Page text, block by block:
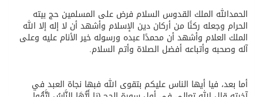
الحمدالله الملك القدوس السلام فرض على المسلمين حج بيته
الحرام وجعله ركنًا من أركان دين الإسلام وأشهد أن لا إله إلا الله
الملك العلام وأشهد أن محمدًا عبده ورسوله خير الأنام عليه وعلى
آله وصحبه وأتباعه أفضل الصلاة وأتم السلام.
أما بعد، فيا أيها الناس عليكم بتقوى الله فبها نجاة العبد في